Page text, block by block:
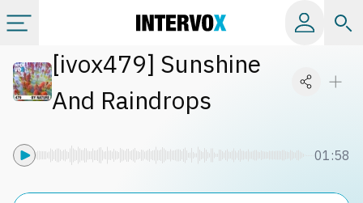
Kategorien
Labels
[ivox479] Sunshine
And Raindrops
01:58